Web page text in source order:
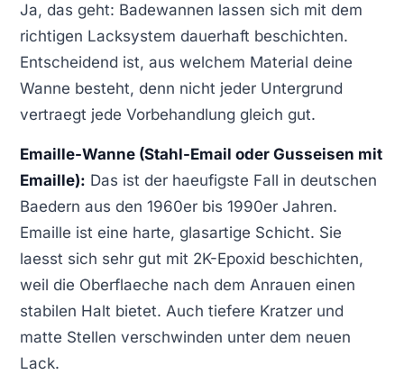
Ja, das geht: Badewannen lassen sich mit dem
richtigen Lacksystem dauerhaft beschichten.
Entscheidend ist, aus welchem Material deine
Wanne besteht, denn nicht jeder Untergrund
vertraegt jede Vorbehandlung gleich gut.
Emaille-Wanne (Stahl-Email oder Gusseisen mit
Emaille): Das ist der haeufigste Fall in deutschen
Baedern aus den 1960er bis 1990er Jahren.
Emaille ist eine harte, glasartige Schicht. Sie
laesst sich sehr gut mit 2K-Epoxid beschichten,
weil die Oberflaeche nach dem Anrauen einen
stabilen Halt bietet. Auch tiefere Kratzer und
matte Stellen verschwinden unter dem neuen
Lack.